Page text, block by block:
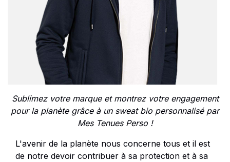
Sublimez votre marque et montrez votre engagement
pour la planète grâce à un sweat bio personnalisé par
Mes Tenues Perso !
L'avenir de la planète nous concerne tous et il est
de notre devoir contribuer à sa protection et à sa